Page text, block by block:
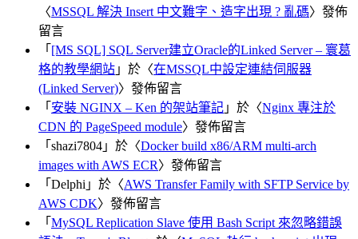
〈MSSQL 解決 Insert 中文難字、造字出現 ? 亂碼〉發佈
留言
「 [MS SQL] SQL Server建立Oracle的Linked Server – 寰葛
格的教學網站 」於〈在MSSQL中設定連結伺服器
(Linked Server)〉發佈留言
「 安裝 NGINX – Ken 的架站筆記 」於〈Nginx 專注於
CDN 的 PageSpeed module〉發佈留言
「 shazi7804 」於〈Docker build x86/ARM multi-arch
images with AWS ECR〉發佈留言
「 Delphi 」於〈AWS Transfer Family with SFTP Service by
AWS CDK〉發佈留言
「 MySQL Replication Slave 使用 Bash Script 來忽略錯誤